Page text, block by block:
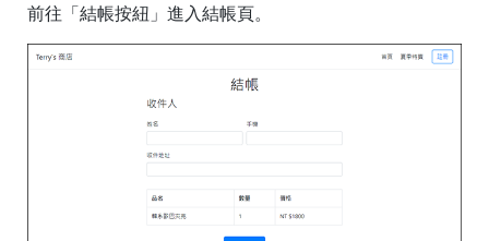
前往「結帳按紐」進入結帳頁。